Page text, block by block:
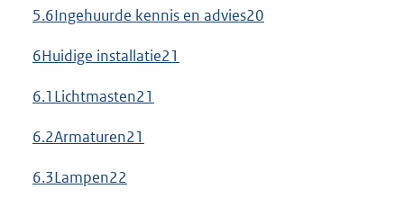
5.6Ingehuurde kennis en advies20
6Huidige installatie21
6.1Lichtmasten21
6.2Armaturen21
6.3Lampen22